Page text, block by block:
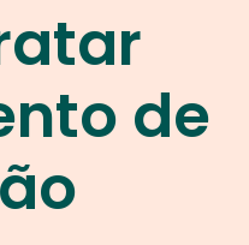
de